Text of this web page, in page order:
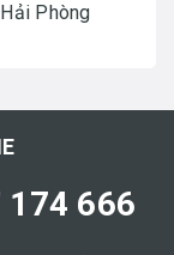
Phòng
174 666